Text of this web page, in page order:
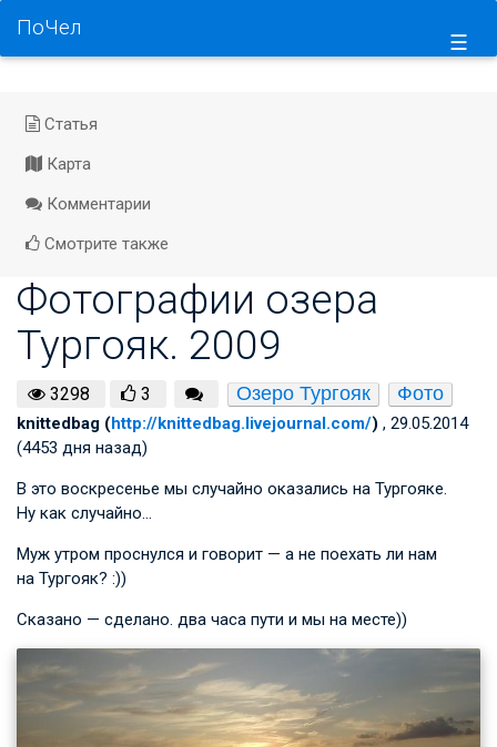
☰
ПоЧел
Статья
Карта
Комментарии
Смотрите также
Фотографии озера
Тургояк. 2009
3298 3 Озеро Тургояк Фото
knittedbag (http://knittedbag.livejournal.com/) , 29.05.2014
(4453 дня назад)
В это воскресенье мы случайно оказались на Тургояке.
Ну как случайно…
Муж утром проснулся и говорит — а не поехать ли нам
на Тургояк? :))
Сказано — сделано. два часа пути и мы на месте))